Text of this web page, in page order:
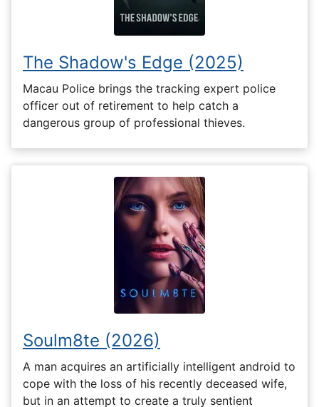
The Shadow's Edge (2025)
Macau Police brings the tracking expert police
officer out of retirement to help catch a
dangerous group of professional thieves.
Soulm8te (2026)
A man acquires an artificially intelligent android to
cope with the loss of his recently deceased wife,
but in an attempt to create a truly sentient